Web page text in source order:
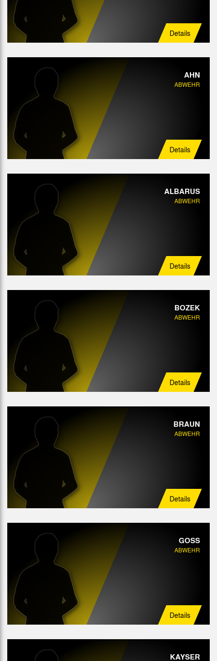
Details
AHN
ABWEHR
Details
ALBARUS
ABWEHR
Details
BOZEK
ABWEHR
Details
BRAUN
ABWEHR
Details
GOSS
ABWEHR
Details
KAYSER